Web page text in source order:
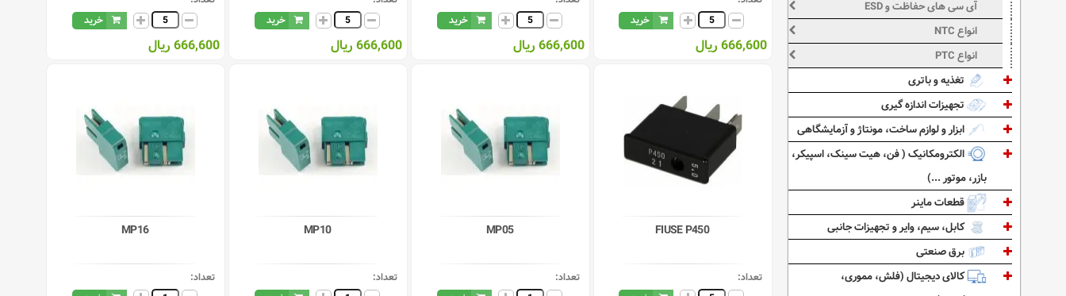
خرید
666,600 ریال
خرید
666,600 ریال
خرید
666,600 ریال
خرید
666,600 ریال
FIUSE P450
تعداد:
MP05
تعداد:
MP10
تعداد:
MP16
تعداد:
آی سی های حفاظت و ESD
انواع NTC
انواع PTC
تغذیه و باتری
تجهیزات اندازه گیری
ابزار و لوازم ساخت، مونتاژ و آزمایشگاهی
الکترومکانیک ( فن، هیت سینک، اسپیکر،
بازر، موتور ...)
قطعات ماینر
کابل، سیم، وایر و تجهیزات جانبی
برق صنعتی
کالای دیجیتال (فلش، مموری،